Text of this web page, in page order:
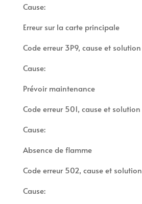
Cause:
Erreur sur la carte principale
Code erreur 3P9, cause et solution
Cause:
Prévoir maintenance
Code erreur 501, cause et solution
Cause:
Absence de flamme
Code erreur 502, cause et solution
Cause: